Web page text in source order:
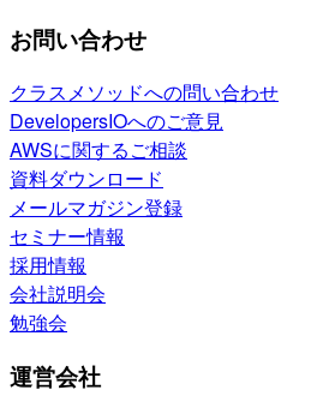
お問い合わせ
クラスメソッドへの問い合わせ
DevelopersIOへのご意見
AWSに関するご相談
資料ダウンロード
メールマガジン登録
セミナー情報
採用情報
会社説明会
勉強会
運営会社